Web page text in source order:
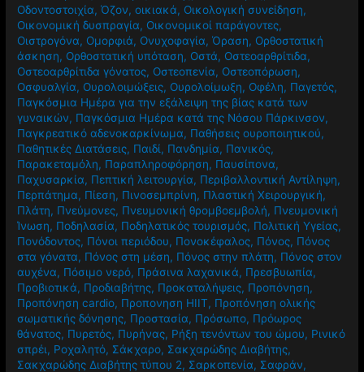
Οδοντοστοιχία,Όζον,οικιακά, Οικολογική συνείδηση,
Οικονομική δυσπραγία, Οικονομικοί παράγοντες,
Οιστρογόνα, Ομορφιά, Ονυχοφαγία,Όραση, Ορθοστατική
άσκηση, Ορθοστατική υπόταση, Οστά, Οστεοαρθρίτιδα,
Οστεοαρθρίτιδα γόνατος, Οστεοπενία, Οστεοπόρωση,
Οσφυαλγία, Ουρολοιμώξεις, Ουρολοίμωξη, Οφέλη, Παγετός,
Παγκόσμια Ημέρα για την εξάλειψη της βίας κατά των
γυναικών, Παγκόσμια Ημέρα κατά της Νόσου Πάρκινσον,
Παγκρεατικό αδενοκαρκίνωμα, Παθήσεις ουροποιητικού,
Παθητικές Διατάσεις, Παιδί, Πανδημία, Πανικός,
Παρακεταμόλη, Παραπληροφόρηση, Παυσίπονα,
Παχυσαρκία, Πεπτική λειτουργία, Περιβαλλοντική Αντίληψη,
Περπάτημα, Πίεση, Πινοσεμπρίνη, Πλαστική Χειρουργική,
Πλάτη, Πνεύμονες, Πνευμονική θρομβοεμβολή, Πνευμονική
Ίνωση, Ποδηλασία, Ποδηλατικός τουρισμός, Πολιτική Υγείας,
Πονόδοντος, Πόνοι περιόδου, Πονοκέφαλος, Πόνος, Πόνος
στα γόνατα, Πόνος στη μέση, Πόνος στην πλάτη, Πόνος στον
αυχένα, Πόσιμο νερό, Πράσινα λαχανικά, Πρεσβυωπία,
Προβιοτικά, Προδιαβήτης, Προκαταλήψεις, Προπόνηση,
Προπόνηση cardio, Προπονηση HIIT, Προπόνηση ολικής
σωματικής δόνησης, Προστασία, Πρόσωπο, Πρόωρος
θάνατος, Πυρετός, Πυρήνας, Ρήξη τενόντων του ώμου, Ρινικό
σπρέι, Ροχαλητό, Σάκχαρο, Σακχαρώδης Διαβήτης,
Σακχαρώδης Διαβήτης τύπου 2, Σαρκοπενία, Σαφράν,